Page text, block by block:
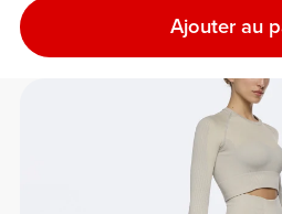
Ajouter au